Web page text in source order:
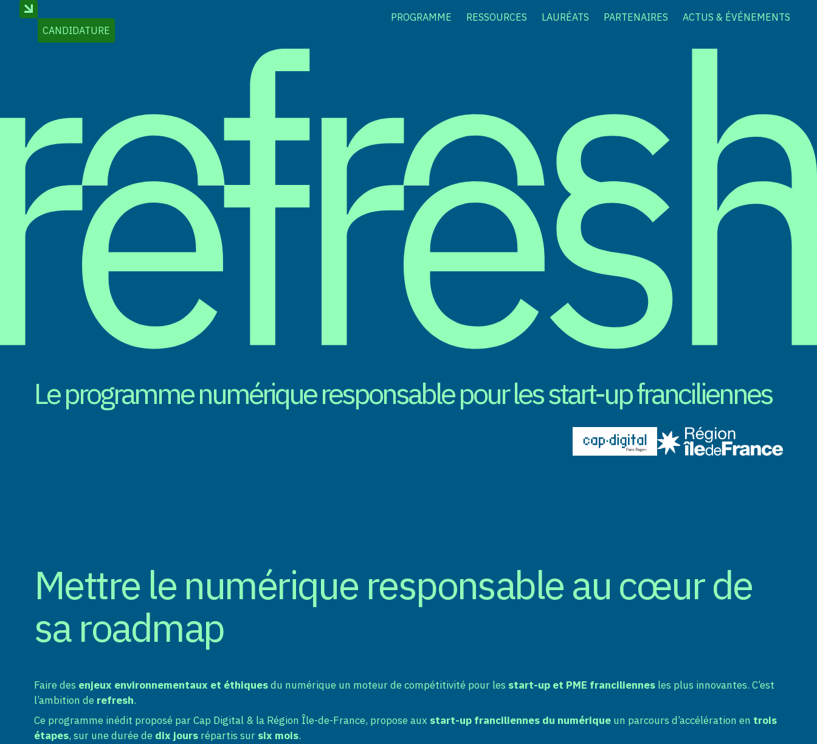
CANDIDATURE
PROGRAMME RESSOURCES LAURÉATS PARTENAIRES ACTUS & ÉVÉNEMENTS
Le programme numérique responsable pour les start-up franciliennes
Mettre le numérique responsable au cœur de
sa roadmap
Faire des enjeux environnementaux et éthiquesdu numérique un moteur de compétitivité pour les start-up et PME franciliennes les plus innovantes. C’est
l’ambition de refresh.
Ce programme inédit proposé par Cap Digital & la Région Île-de-France, propose aux start-up franciliennes du numérique un parcours d’accélération en trois
étapes, sur une durée de dix jours répartis sur six mois.